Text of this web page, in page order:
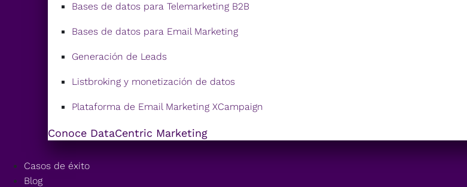
Bases de datos para Telemarketing B2B
Bases de datos para Email Marketing
Generación de Leads
Listbroking y monetización de datos
Plataforma de Email Marketing XCampaign
Conoce DataCentric Marketing
Casos de éxito
Blog